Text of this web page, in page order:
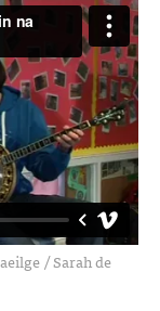
/Sarah de